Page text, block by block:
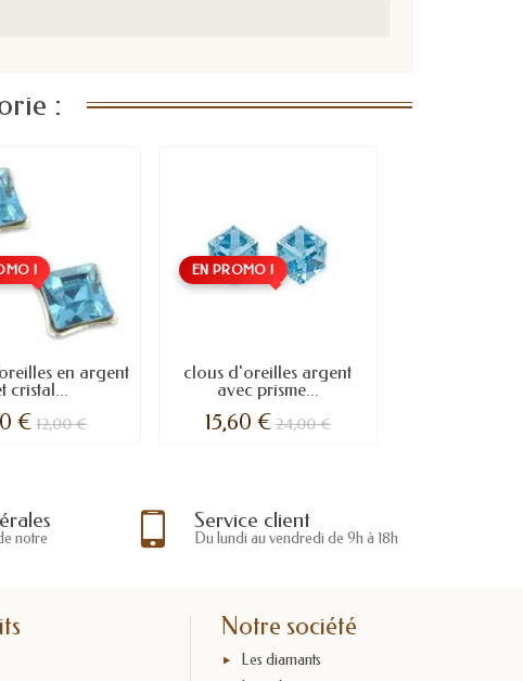
:
!
en argent
cristal...
€ 12,00 €
EN PROMO !
clous d'oreilles argent
avec prisme...
15,60 € 24,00 €
notre
Service client
Du lundi au vendredi de 9h à 18h
Notre société
Les diamants